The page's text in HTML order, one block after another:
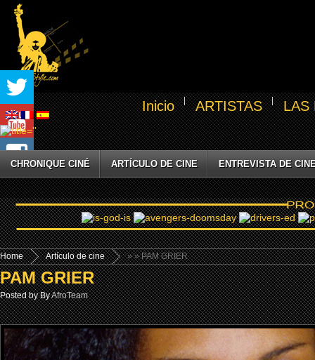
Inicio ARTISTAS LAS
CHRONIQUE CINÉ ARTÍCULO DE CINE ENTREVISTA DE
Home »
Artículo de cine » PAM GRIER
PAM GRIER
Posted by ByAfroTeam